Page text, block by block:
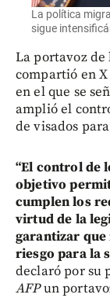
La política
sigue
La portavoz de
compartió en
en el que se
amplió el
de visados
“El control de
objetivo
cumplen los
virtud de la
garantizar que
riesgo para la
declaró por su
AFPun